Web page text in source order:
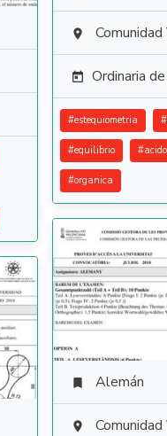
 Comunidad
 Ordinaria
#estequiometria #
#equilibrio #
#organica
 Alemán
 Comunidad